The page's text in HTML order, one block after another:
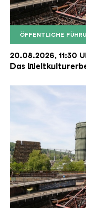
ÖFFENTLICHE
Der
Copyright:
20.08.2026, 11:30
Das